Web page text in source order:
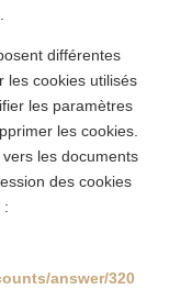
différentes
les cookies utilisés
les paramètres
les cookies.
les documents
des cookies
:
answer/320